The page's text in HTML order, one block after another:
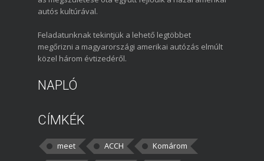
autós kultúrával.
Feladatunknak tekintjük a lehető legtöbbet
megőrizni a magyarországi amerikai autózás elmúlt
közel három évtizedéről.
NAPLÓ
CÍMKÉK
meet ACCH
Komárom